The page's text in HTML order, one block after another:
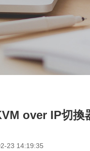
over IP切
23 14:19:35